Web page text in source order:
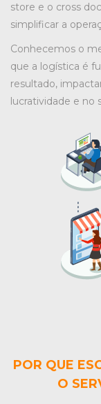
store e o cross
simplificar a
Conhecemos o
que a logística é
resultado,
lucratividade e no
POR QUE
O